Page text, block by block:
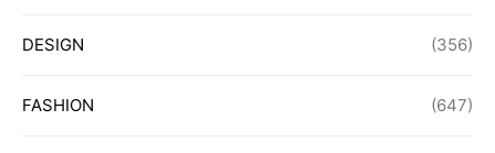
DESIGN (356)
FASHION (647)